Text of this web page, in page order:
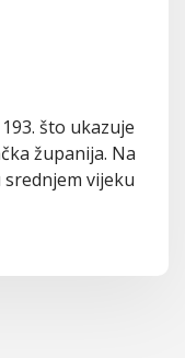
što ukazuje
županija. Na
vijeku